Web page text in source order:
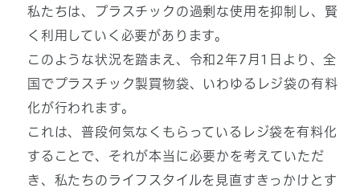
私たちは、プラスチックの過剰な使用を抑制し、賢
く利用していく必要があります。
このような状況を踏まえ、令和2年7月1日より、全
国でプラスチック製買物袋、いわゆるレジ袋の有料
化が行われます。
これは、普段何気なくもらっているレジ袋を有料化
することで、それが本当に必要かを考えていただ
き、私たちのライフスタイルを見直すきっかけとす